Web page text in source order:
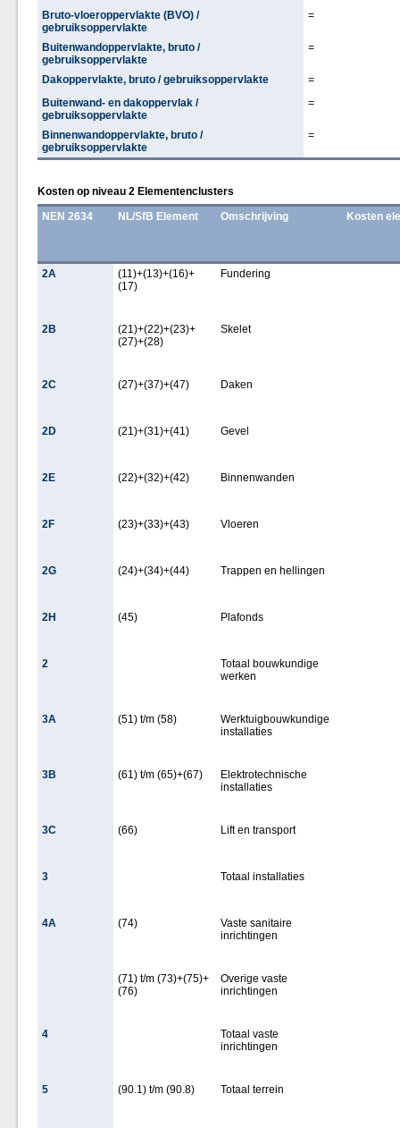
Bruto-vloeroppervlakte (BVO) /
gebruiksoppervlakte
=
Buitenwandoppervlakte, bruto /
gebruiksoppervlakte
=
Dakoppervlakte, bruto / gebruiksoppervlakte
=
Buitenwand- en dakoppervlak /
gebruiksoppervlakte
=
Binnenwandoppervlakte, bruto /
gebruiksoppervlakte
=
Kosten op niveau 2 Elementenclusters
NEN 2634
NL/SfB Element Omschrijving Kosten
2A
(11)+(13)+(16)+
(17)
Fundering
2B
(21)+(22)+(23)+
(27)+(28)
Skelet
2C (27)+(37)+(47) Daken
2D (21)+(31)+(41) Gevel
2E (22)+(32)+(42) Binnenwanden
2F (23)+(33)+(43) Vloeren
2G (24)+(34)+(44) Trappen en hellingen
2H (45) Plafonds
2
Totaal bouwkundige
werken
3A (51) t/m (58)
Werktuigbouwkundige
installaties
3B (61) t/m (65)+(67)
Elektrotechnische
installaties
3C (66) Lift en transport
3 Totaal installaties
4A (74)
Vaste sanitaire
inrichtingen
(71) t/m (73)+(75)+
(76)
Overige vaste
inrichtingen
4
Totaal vaste
inrichtingen
5 (90.1) t/m (90.8) Totaal terrein